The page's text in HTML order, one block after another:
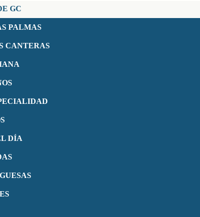
GC
PALMAS
CANTERAS
DÍA